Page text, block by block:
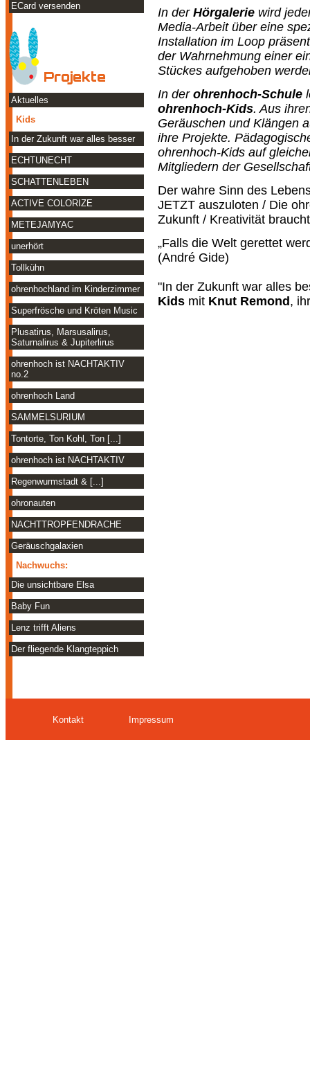
ECard versenden
Projekte
Aktuelles
Kids
In der Zukunft war alles besser
ECHTUNECHT
SCHATTENLEBEN
ACTIVE COLORIZE
METEJAMYAC
unerhört
Tollkühn
ohrenhochland im Kinderzimmer
Superfrösche und Kröten Music
Plusatirus, Marsusalirus,
Saturnalirus & Jupiterlirus
ohrenhoch ist NACHTAKTIV
no.2
ohrenhoch Land
SAMMELSURIUM
Tontorte, Ton Kohl, Ton [...]
ohrenhoch ist NACHTAKTIV
Regenwurmstadt & [...]
ohronauten
NACHTTROPFENDRACHE
Geräuschgalaxien
Nachwuchs:
Die unsichtbare Elsa
Baby Fun
Lenz trifft Aliens
Der fliegende Klangteppich
In der Hörgalerie wird
Media-Arbeit über eine
Installation im Loop
der Wahrnehmung einer
Stückes aufgehoben
In der ohrenhoch-Schule
ohrenhoch-Kids. Aus
Geräuschen und Klängen
ihre Projekte.
ohrenhoch-Kids auf
Mitgliedern der
Der wahre Sinn des
JETZT auszuloten / Die
Zukunft / Kreativität
„Falls die Welt gerettet
(André Gide)
"In der Zukunft war alles
Kids mit Knut Remond,
Kontakt Impressum